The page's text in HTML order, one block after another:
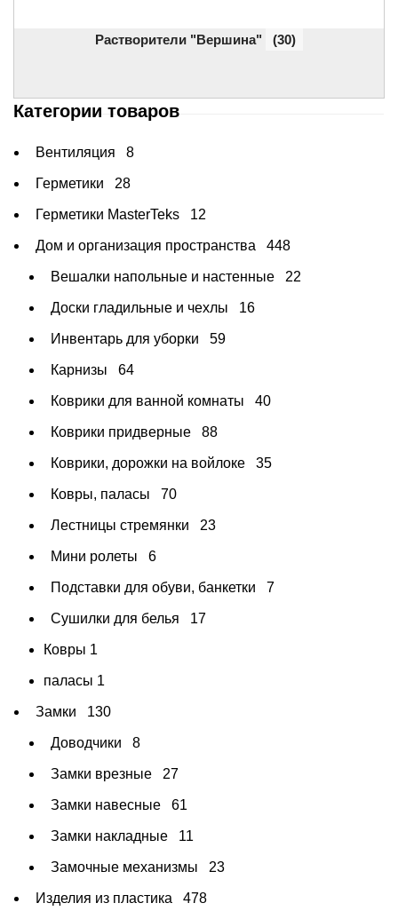
Растворители "Вершина" (30)
Категории товаров
Вентиляция 8
Герметики 28
Герметики MasterTeks 12
Дом и организация пространства 448
Вешалки напольные и настенные 22
Доски гладильные и чехлы 16
Инвентарь для уборки 59
Карнизы 64
Коврики для ванной комнаты 40
Коврики придверные 88
Коврики, дорожки на войлоке 35
Ковры, паласы 70
Лестницы стремянки 23
Мини ролеты 6
Подставки для обуви, банкетки 7
Сушилки для белья 17
Ковры 1
паласы 1
Замки 130
Доводчики 8
Замки врезные 27
Замки навесные 61
Замки накладные 11
Замочные механизмы 23
Изделия из пластика 478